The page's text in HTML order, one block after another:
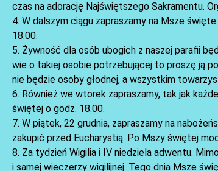
czas na adorację Najświętszego Sakramentu.
4. W dalszym ciągu zapraszamy na Msze
18.00.
5. Żywność dla osób ubogich z naszej parafii
wie o takiej osobie potrzebującej to proszę ją
nie będzie osoby głodnej, a wszystkim
6. Również we wtorek zapraszamy, tak jak
świętej o godz. 18.00.
7. W piątek, 22 grudnia, zapraszamy na
zakupić przed Eucharystią. Po Mszy świętej
8. Za tydzień Wigilia i IV niedziela adwentu.
i samej wieczerzy wigilijnej. Tego dnia Msze